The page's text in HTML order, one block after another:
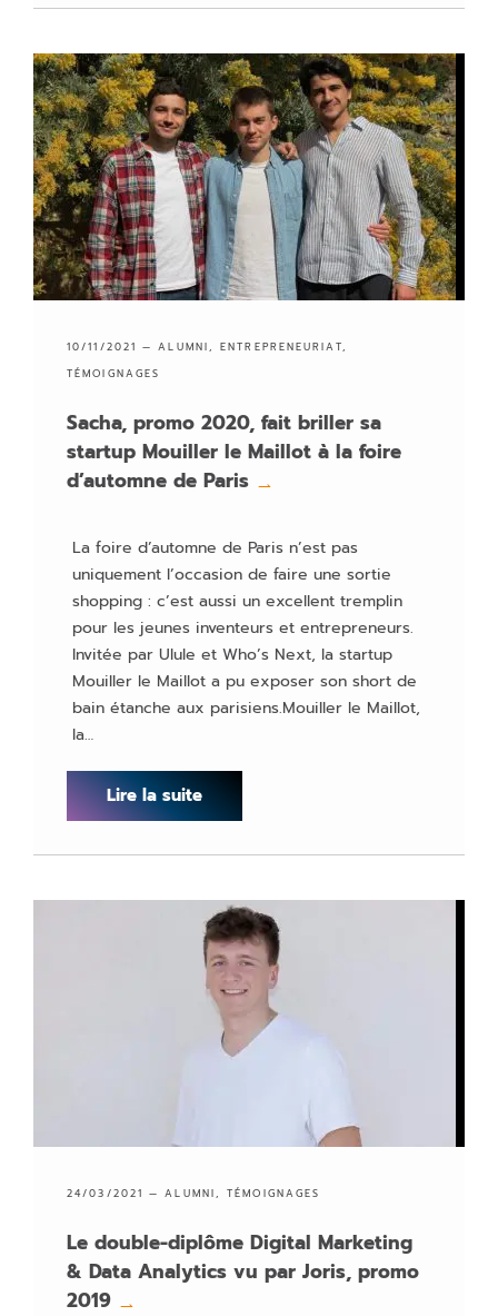
10/11/2021 —ALUMNI,ENTREPRENEURIAT,
TÉMOIGNAGES
Sacha, promo 2020, fait briller sa
startup Mouiller le Maillot à la foire
d’automne de Paris →
La foire d’automne de Paris n’est pas
uniquement l’occasion de faire une sortie
shopping : c’est aussi un excellent tremplin
pour les jeunes inventeurs et entrepreneurs.
Invitée par Ulule et Who’s Next, la startup
Mouiller le Maillot a pu exposer son short de
bain étanche aux parisiens.Mouiller le Maillot,
la…
Lire la suite
24/03/2021 —ALUMNI,TÉMOIGNAGES
Le double-diplôme Digital Marketing
& Data Analytics vu par Joris, promo
2019 →